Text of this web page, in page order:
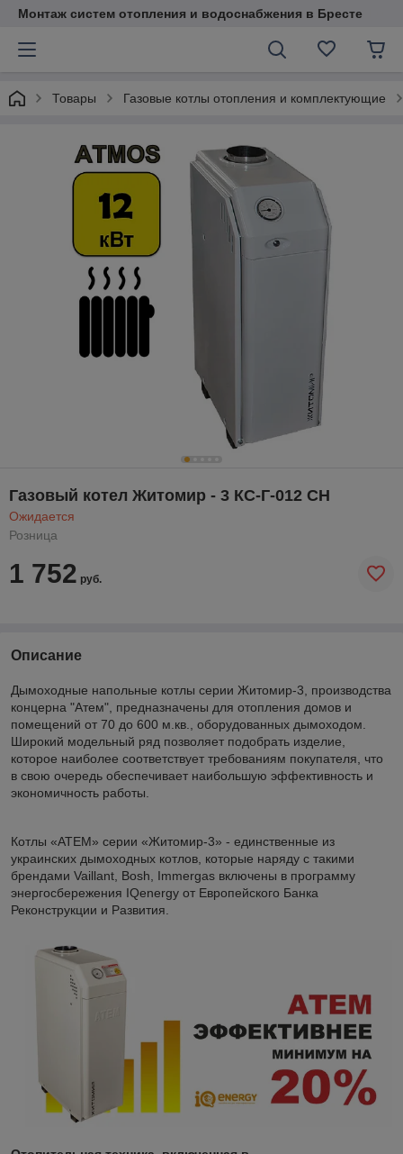
Монтаж систем отопления и водоснабжения в Бресте
Товары Газовые котлы отопления и комплектующие
Газовый котел Житомир - 3 КС-Г-012 СН
Ожидается
Розница
1 752 руб.
Описание
Дымоходные напольные котлы серии Житомир-3, производства
концерна "Атем", предназначены для отопления домов и
помещений от 70 до 600 м.кв., оборудованных дымоходом.
Широкий модельный ряд позволяет подобрать изделие,
которое наиболее соответствует требованиям покупателя, что
в свою очередь обеспечивает наибольшую эффективность и
экономичность работы.
Котлы «АТЕМ» серии «Житомир-3» - единственные из
украинских дымоходных котлов, которые наряду с такими
брендами Vaillant, Bosh, Immergas включены в программу
энергосбережения IQenergy от Европейского Банка
Реконструкции и Развития.